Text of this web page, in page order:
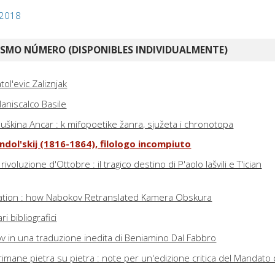
NÚMERO (DISPONIBLES INDIVIDUALMENTE)
Zaliznjak
Basile
Ancar : k mifopoetike žanra, sjužeta i chronotopa
(1816-1864), filologo incompiuto
d'Ottobre : il tragico destino di P'aolo Iašvili e T'ician
: how Nabokov Retranslated Kamera Obskura
bibliografici
in una traduzione inedita di Beniamino Dal Fabbro
pietra su pietra : note per un'edizione critica del Mandato